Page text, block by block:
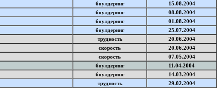
боулдеринг
15.08.2004
боулдеринг
08.08.2004
боулдеринг
01.08.2004
боулдеринг
25.07.2004
трудность
20.06.2004
скорость
20.06.2004
скорость
07.05.2004
боулдеринг
11.04.2004
боулдеринг
14.03.2004
трудность 29.02.2004